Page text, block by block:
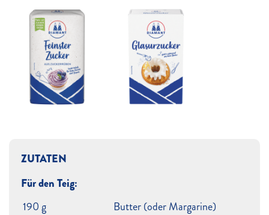
ZUTATEN
Für den Teig:
190 g
Butter (oder Margarine)